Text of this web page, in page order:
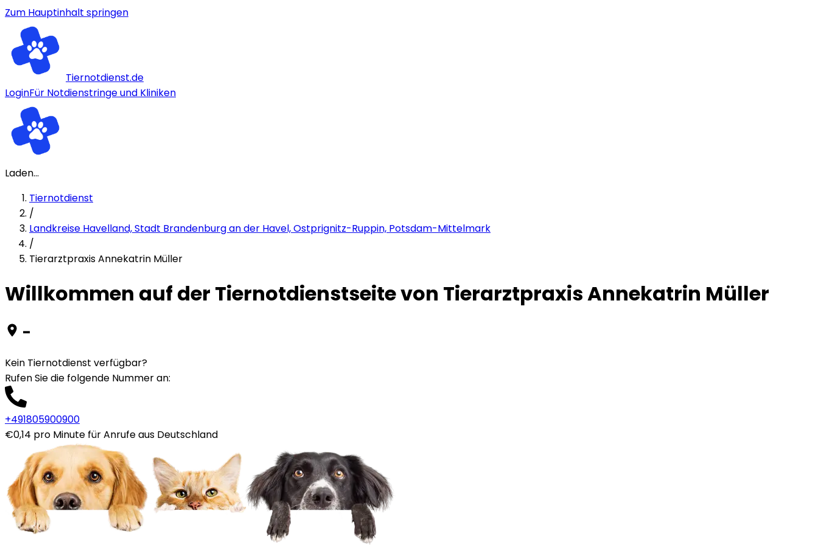
Zum Hauptinhalt springen
Tiernotdienst.de
LoginFür Notdienstringe und Kliniken
Laden...
Tiernotdienst
/
Landkreise Havelland, Stadt Brandenburg an der Havel, Ostprignitz-Ruppin, Potsdam-Mittelmark
/
Tierarztpraxis Annekatrin Müller
Willkommen auf der Tiernotdienstseite von Tierarztpraxis Annekatrin Müller
-
Kein Tiernotdienst verfügbar?
Rufen Sie die folgende Nummer an:
+491805900900
€0,14 pro Minute für Anrufe aus Deutschland